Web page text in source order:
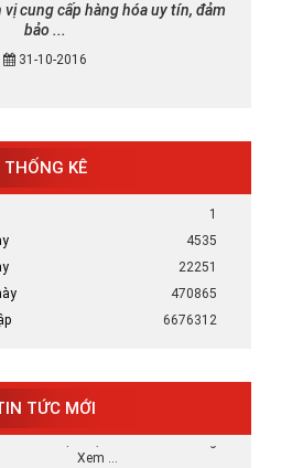
vị cung cấp hàng hóa uy tín, đảm
bảo ...
31-10-2016
THỐNG KÊ
1
4535
22251
470865
6676312
TỨC MỚI
in canon chính hãng uy tín tại TP
Mực in Canon chính hãng uy tín tại
nên chọn mực in HP chính hãng
Nên Chọn Mực In HP Chính Hãng -
Xem ...